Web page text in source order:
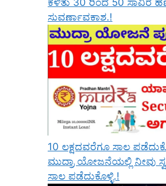
ಸುವರ್ಣಾವಕಾಶ.!
10 ಲಕ್ಷದವರೆಗೂ ಸಾಲ
ಮುದ್ರಾ ಯೋಜನೆಯಲ್ಲಿ ನೀವು
ಸಾಲ ಪಡೆದುಕೊಳ್ಳಿ.!